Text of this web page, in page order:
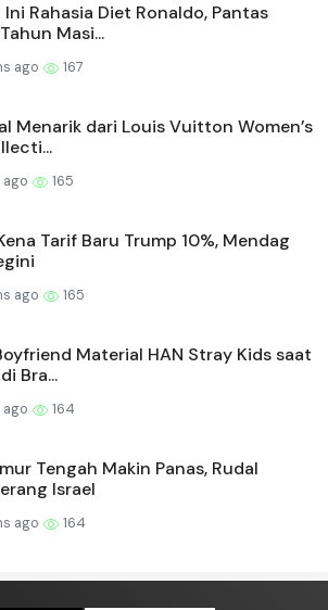
Rahasia Diet Ronaldo, Pantas
Masi...
ago 167
Menarik dari Louis Vuitton Women’s
ago 165
Tarif Baru Trump 10%, Mendag
ago 165
Material HAN Stray Kids saat
Bra...
ago 164
Tengah Makin Panas, Rudal
Israel
ago 164